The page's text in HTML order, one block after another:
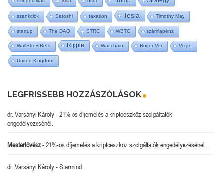
szankciók Satoshi taxation Tesla Timothy May
startup The DAO STRC WBTC számlapénz
WallStreetBets Ripple Wanchain Roger Ver Verge
United Kingdom
LEGFRISSEBB HOZZÁSZÓLÁSOK
dr. Varsányi Károly-21%-os díjemelés a kriptoeszköz szolgáltatók
engedélyezésénél.
Mesterlövész-21%-os díjemelés a kriptoeszköz szolgáltatók engedélyezésénél.
dr. Varsányi Károly-Starmind.